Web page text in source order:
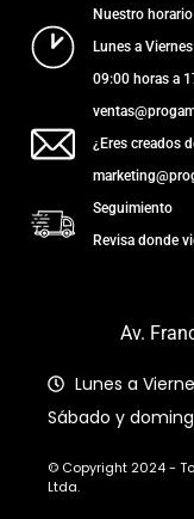
Nuestro
Lunes a Viernes
09:00 horas a
¿Eres creados
Seguimiento
Revisa donde
Av.
Lunes a
Sábado y
© Copyright 2024 -
Ltda.